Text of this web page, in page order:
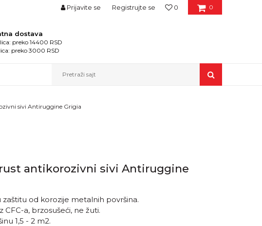
0
0
Prijavite se Registrujte se
dostava
preko 14400 RSD
preko 3000 RSD
Pretraži sajt
sivi Antiruggine Grigia
antikorozivni sivi Antiruggine
zaštitu od korozije metalnih površina.
CFC-a, brzosušeći, ne žuti.
1,5 - 2 m2.